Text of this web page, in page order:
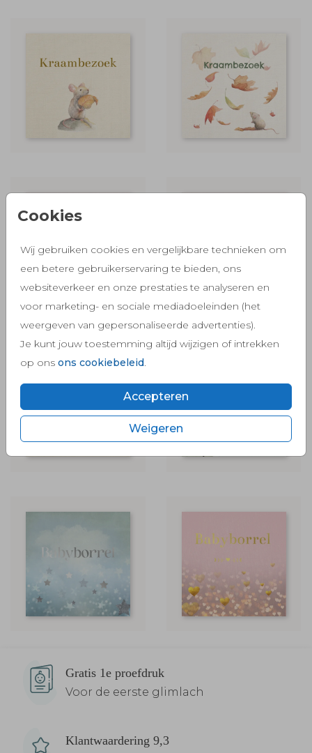
Cookies
Wij gebruiken cookies en vergelijkbare technieken om
een betere gebruikerservaring te bieden, ons
websiteverkeer en onze prestaties te analyseren en
voor marketing- en sociale mediadoeleinden (het
weergeven van gepersonaliseerde advertenties).
Je kunt jouw toestemming altijd wijzigen of intrekken
op ons ons cookiebeleid.
Accepteren
Weigeren
Gratis 1e proefdruk
Voor de eerste glimlach
Klantwaardering 9,3